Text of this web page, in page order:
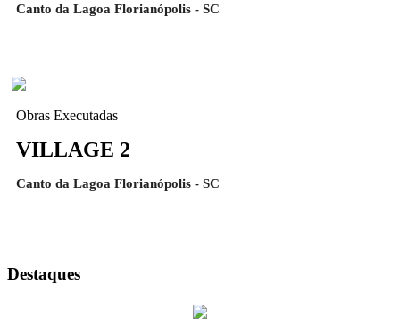
Canto da Lagoa Florianópolis - SC
Obras Executadas
VILLAGE 2
Canto da Lagoa Florianópolis - SC
Destaques